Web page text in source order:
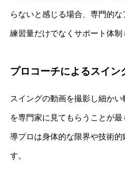
らないと感じる場合、専門的な
練習量だけでなくサポート体制
プロコーチによるスイン
スイングの動画を撮影し細か
を専門家に見てもらうことが
導プロは身体的な限界や技術的
す。